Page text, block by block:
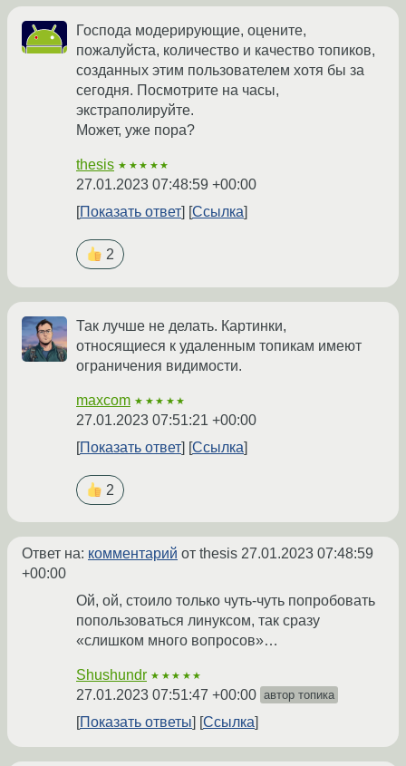
Господа модерирующие, оцените,
пожалуйста, количество и качество топиков,
созданных этим пользователем хотя бы за
сегодня. Посмотрите на часы,
экстраполируйте.
Может, уже пора?
thesis ★★★★★
27.01.2023 07:48:59 +00:00
Показать ответ
Ссылка
2
Так лучше не делать. Картинки,
относящиеся к удаленным топикам имеют
ограничения видимости.
maxcom ★★★★★
27.01.2023 07:51:21 +00:00
Показать ответ
Ссылка
2
Ответ на: комментарий от thesis 27.01.2023 07:48:59
+00:00
Ой, ой, стоило только чуть-чуть попробовать
попользоваться линуксом, так сразу
«слишком много вопросов»…
Shushundr ★★★★★
27.01.2023 07:51:47 +00:00 автор топика
Показать ответы Ссылка